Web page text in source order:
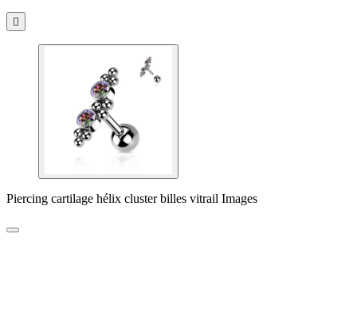

Piercing cartilage hélix cluster billes vitrail Images